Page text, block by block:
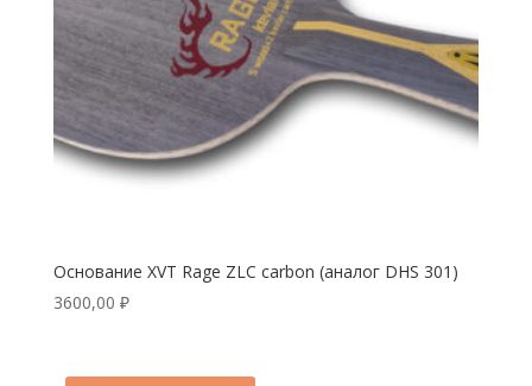
Основание XVT Rage ZLC carbon (аналог DHS 301)
3600,00 ₽